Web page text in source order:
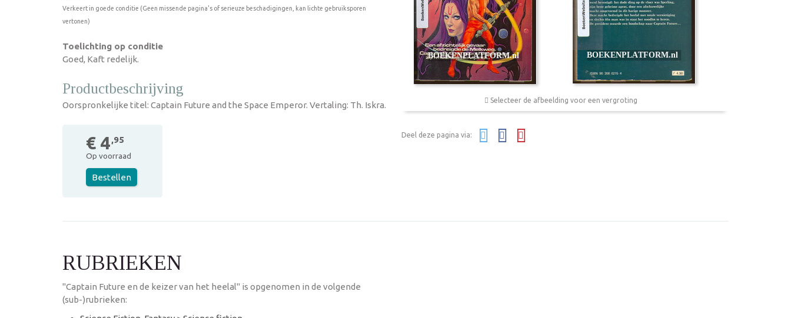
Verkeert in goede conditie (Geen missende pagina's of serieuze beschadigingen, kan lichte gebruiksporen
vertonen)
Toelichting op conditie
Goed, Kaft redelijk.
Productbeschrijving
Oorspronkelijke titel: Captain Future and the Space Emperor. Vertaling: Th. Iskra.
€ 4,95
Op voorraad
Bestellen
Selecteer de afbeelding voor een vergroting
Deel deze pagina via:
RUBRIEKEN
"Captain Future en de keizer van het heelal" is opgenomen in de volgende
(sub-)rubrieken: